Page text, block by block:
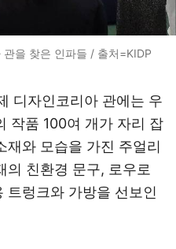
을 찾은 인파들 / 출처=KIDP
디자인코리아 관에는 우
작품 100여 개가 자리 잡
재와 모습을 가진 주얼리
의 친환경 문구, 로우로
트렁크와 가방을 선보인